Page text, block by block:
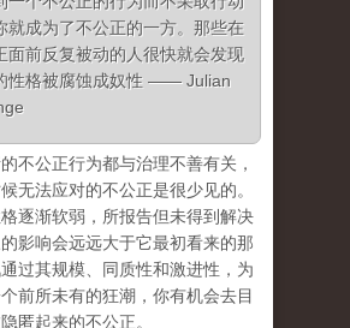
就成为了不公正的一方。那些在
面前反复被动的人很快就会发现
性格被腐蚀成奴性 —— Julian
不公正行为都与治理不善有关，
无法应对的不公正是很少见的。
逐渐软弱，所报告但未得到解决
影响会远远大于它最初看来的那
过其规模、同质性和激进性，为
前所未有的狂潮，你有机会去目
匿起来的不公正。